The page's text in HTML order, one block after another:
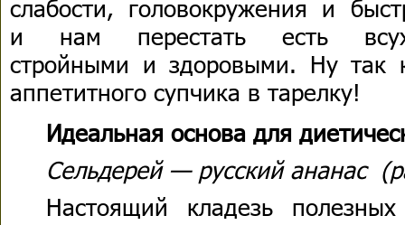
слабости, головокружения и
и нам перестать есть
стройными и здоровыми. Ну так
аппетитного супчика в тарелку!
Идеальная основа для
Сельдерей — русский ананас
Настоящий кладезь